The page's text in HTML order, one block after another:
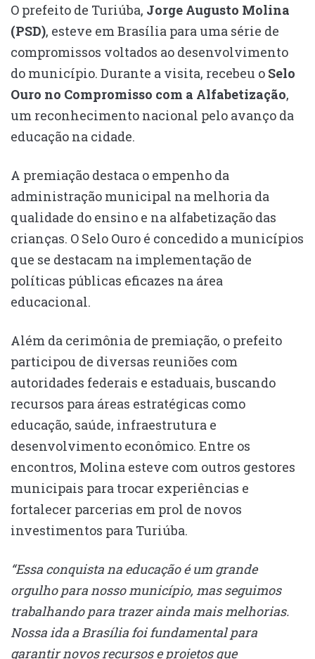
O prefeito de Turiúba, Jorge Augusto Molina
(PSD), esteve em Brasília para uma série de
compromissos voltados ao desenvolvimento
do município. Durante a visita, recebeu o Selo
Ouro no Compromisso com a Alfabetização,
um reconhecimento nacional pelo avanço da
educação na cidade.
A premiação destaca o empenho da
administração municipal na melhoria da
qualidade do ensino e na alfabetização das
crianças. O Selo Ouro é concedido a municípios
que se destacam na implementação de
políticas públicas eficazes na área
educacional.
Além da cerimônia de premiação, o prefeito
participou de diversas reuniões com
autoridades federais e estaduais, buscando
recursos para áreas estratégicas como
educação, saúde, infraestrutura e
desenvolvimento econômico. Entre os
encontros, Molina esteve com outros gestores
municipais para trocar experiências e
fortalecer parcerias em prol de novos
investimentos para Turiúba.
“Essa conquista na educação é um grande
orgulho para nosso município, mas seguimos
trabalhando para trazer ainda mais melhorias.
Nossa ida a Brasília foi fundamental para
garantir novos recursos e projetos que